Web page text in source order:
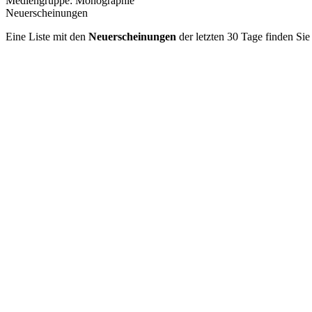
Neuerscheinungen
Eine Liste mit den Neuerscheinungen der letzten 30 Tage finden Sie